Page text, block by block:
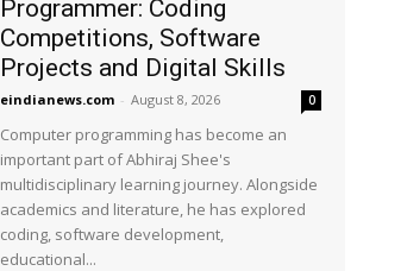
Programmer: Coding
Competitions, Software
Projects and Digital Skills
eindianews.com - August 8, 2026 0
Computer programming has become an
important part of Abhiraj Shee's
multidisciplinary learning journey. Alongside
academics and literature, he has explored
coding, software development,
educational...